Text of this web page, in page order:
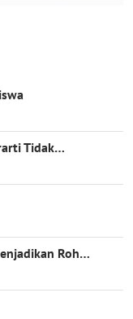
Tidak…
Roh…